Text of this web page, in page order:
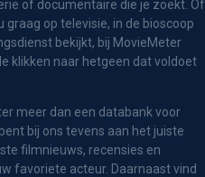
of documentaire die je zoekt. Of
graag op televisie, in de bioscoop
bekijkt, bij MovieMeter
klikken naar hetgeen dat voldoet
meer dan een databank voor
bij ons tevens aan het juiste
filmnieuws, recensies en
favoriete acteur. Daarnaast vind